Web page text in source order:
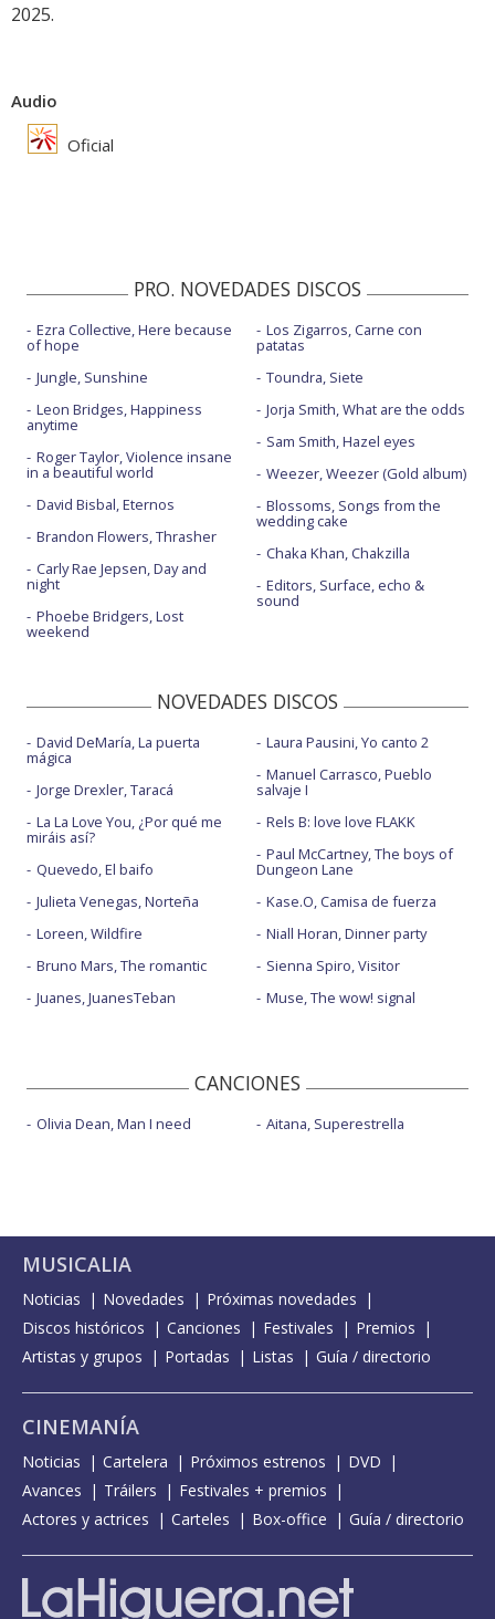
2025.
Audio
Oficial
PRO. NOVEDADES DISCOS
Ezra Collective, Here because
of hope
Jungle, Sunshine
Leon Bridges, Happiness
anytime
Roger Taylor, Violence insane
in a beautiful world
David Bisbal, Eternos
Brandon Flowers, Thrasher
Carly Rae Jepsen, Day and
night
Phoebe Bridgers, Lost
weekend
Los Zigarros, Carne con
patatas
Toundra, Siete
Jorja Smith, What are the odds
Sam Smith, Hazel eyes
Weezer, Weezer (Gold album)
Blossoms, Songs from the
wedding cake
Chaka Khan, Chakzilla
Editors, Surface, echo &
sound
NOVEDADES DISCOS
David DeMaría, La puerta
mágica
Jorge Drexler, Taracá
La La Love You, ¿Por qué me
miráis así?
Quevedo, El baifo
Julieta Venegas, Norteña
Loreen, Wildfire
Bruno Mars, The romantic
Juanes, JuanesTeban
Laura Pausini, Yo canto 2
Manuel Carrasco, Pueblo
salvaje I
Rels B: love love FLAKK
Paul McCartney, The boys of
Dungeon Lane
Kase.O, Camisa de fuerza
Niall Horan, Dinner party
Sienna Spiro, Visitor
Muse, The wow! signal
CANCIONES
Olivia Dean, Man I need Aitana, Superestrella
MUSICALIA
Noticias Novedades
Próximas novedades
Discos históricos
Canciones Festivales
Premios
Artistas y grupos
Portadas Listas Guía / directorio
CINEMANÍA
Noticias Cartelera Próximos estrenos
DVD
Avances
Tráilers
Festivales + premios
Actores y actrices
Carteles Box-office Guía / directorio